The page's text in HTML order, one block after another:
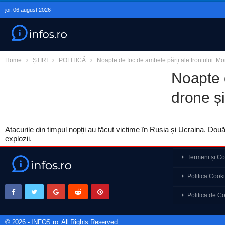
joi, 06 august 2026
Home ȘTIRI POLITICĂ Noapte de foc de ambele părți ale frontului.
Noapte
drone
Atacurile din timpul nopții au făcut victime în Rusia și Ucraina.
explozii.
Termeni și
Politica
Politica de
Războiul din
amoros care i-a
© 2026 - INFOS.ro. All Rights Reserved.